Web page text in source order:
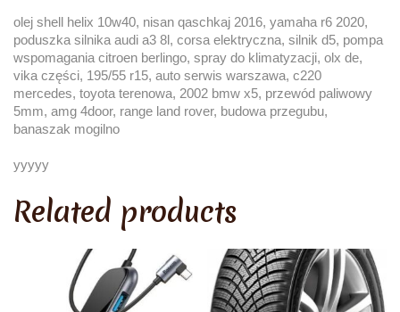
olej shell helix 10w40, nisan qaschkaj 2016, yamaha r6 2020,
poduszka silnika audi a3 8l, corsa elektryczna, silnik d5, pompa
wspomagania citroen berlingo, spray do klimatyzacji, olx de,
vika części, 195/55 r15, auto serwis warszawa, c220
mercedes, toyota terenowa, 2002 bmw x5, przewód paliwowy
5mm, amg 4door, range land rover, budowa przegubu,
banaszak mogilno
yyyyy
Related products